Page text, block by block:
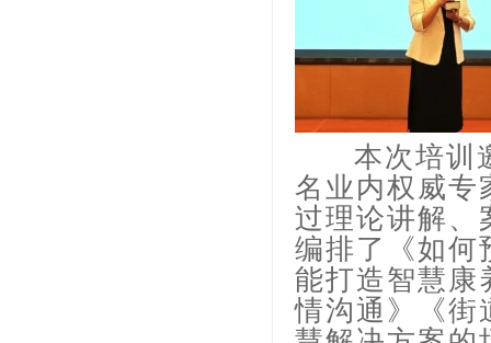
本次培训
名业内权威专
过理论讲解、
编排了《如何
能打造智慧康
情沟通》《街